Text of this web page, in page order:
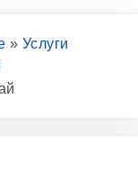
» Услуги